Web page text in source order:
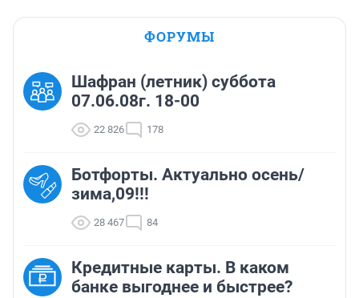
ФОРУМЫ
Шафран (летник) суббота
07.06.08г. 18-00
22 826 178
Ботфорты. Актуально осень/
зима,09!!!
28 467 84
Кредитные карты. В каком
банке выгоднее и быстрее?